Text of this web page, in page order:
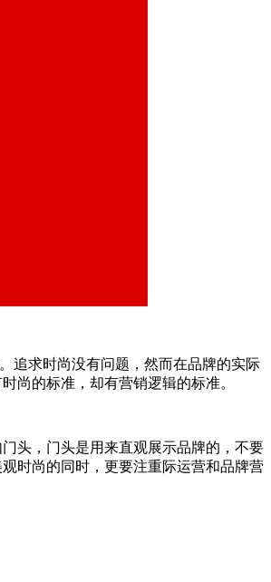
追求时尚没有问题，然而在品牌的实际
尚的标准，却有营销逻辑的标准。
头，门头是用来直观展示品牌的，不要
时尚的同时，更要注重际运营和品牌营